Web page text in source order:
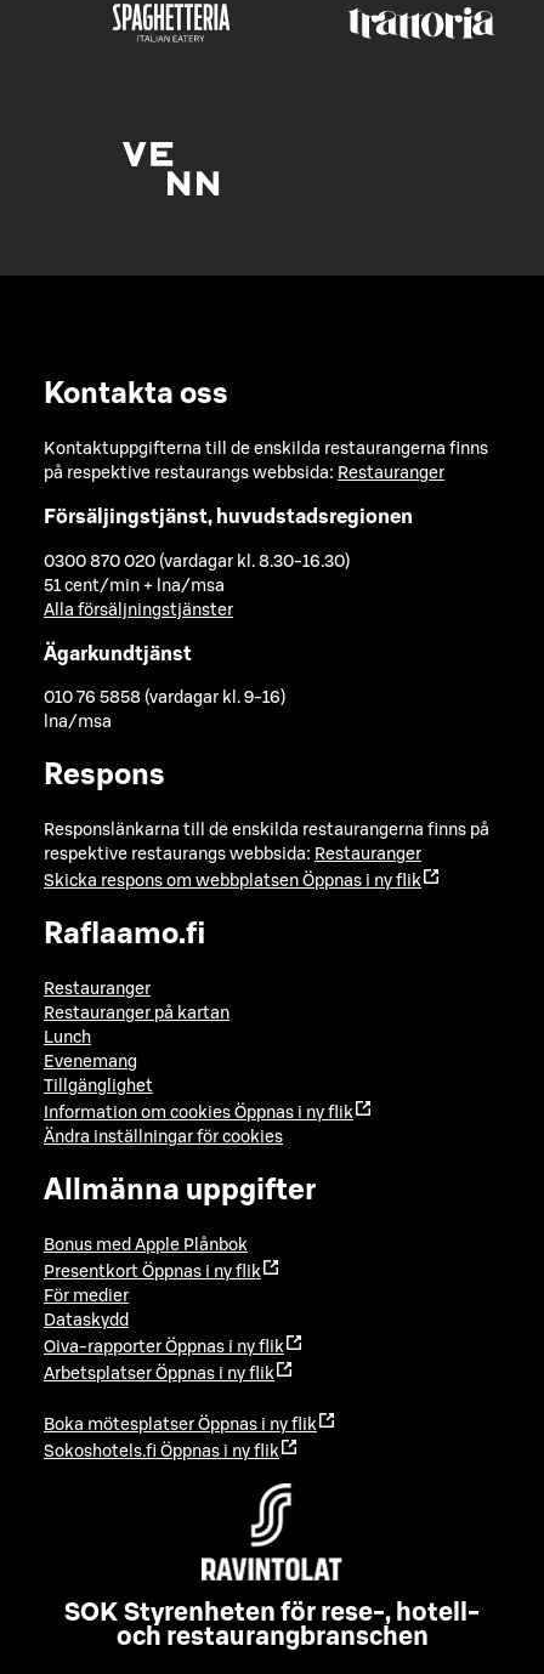
Kontakta oss
Kontaktuppgifterna till de enskilda restaurangerna finns
på respektive restaurangs webbsida: Restauranger
Försäljingstjänst, huvudstadsregionen
0300 870 020 (vardagar kl. 8.30-16.30)
51 cent/min + lna/msa
Alla försäljningstjänster
Ägarkundtjänst
010 76 5858 (vardagar kl. 9-16)
lna/msa
Respons
Responslänkarna till de enskilda restaurangerna finns på
respektive restaurangs webbsida: Restauranger
Skicka respons om webbplatsen Öppnas i ny flik
Raflaamo.fi
Restauranger
Restauranger på kartan
Lunch
Evenemang
Tillgänglighet
Information om cookies Öppnas i ny flik
Ändra inställningar för cookies
Allmänna uppgifter
Bonus med Apple Plånbok
Presentkort Öppnas i ny flik
För medier
Dataskydd
Oiva-rapporter Öppnas i ny flik
Arbetsplatser Öppnas i ny flik
Boka mötesplatser Öppnas i ny flik
Sokoshotels.fi Öppnas i ny flik
SOK Styrenheten för rese-, hotell-
och restaurangbranschen